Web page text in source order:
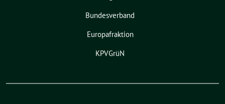
Bundesverband
Europafraktion
KPVGrüN